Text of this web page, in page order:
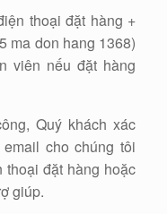
thoại đặt hàng +
ma don hang 1368)
viên nếu đặt hàng
Quý khách xác
cho chúng tôi
thoại đặt hàng hoặc
giúp.